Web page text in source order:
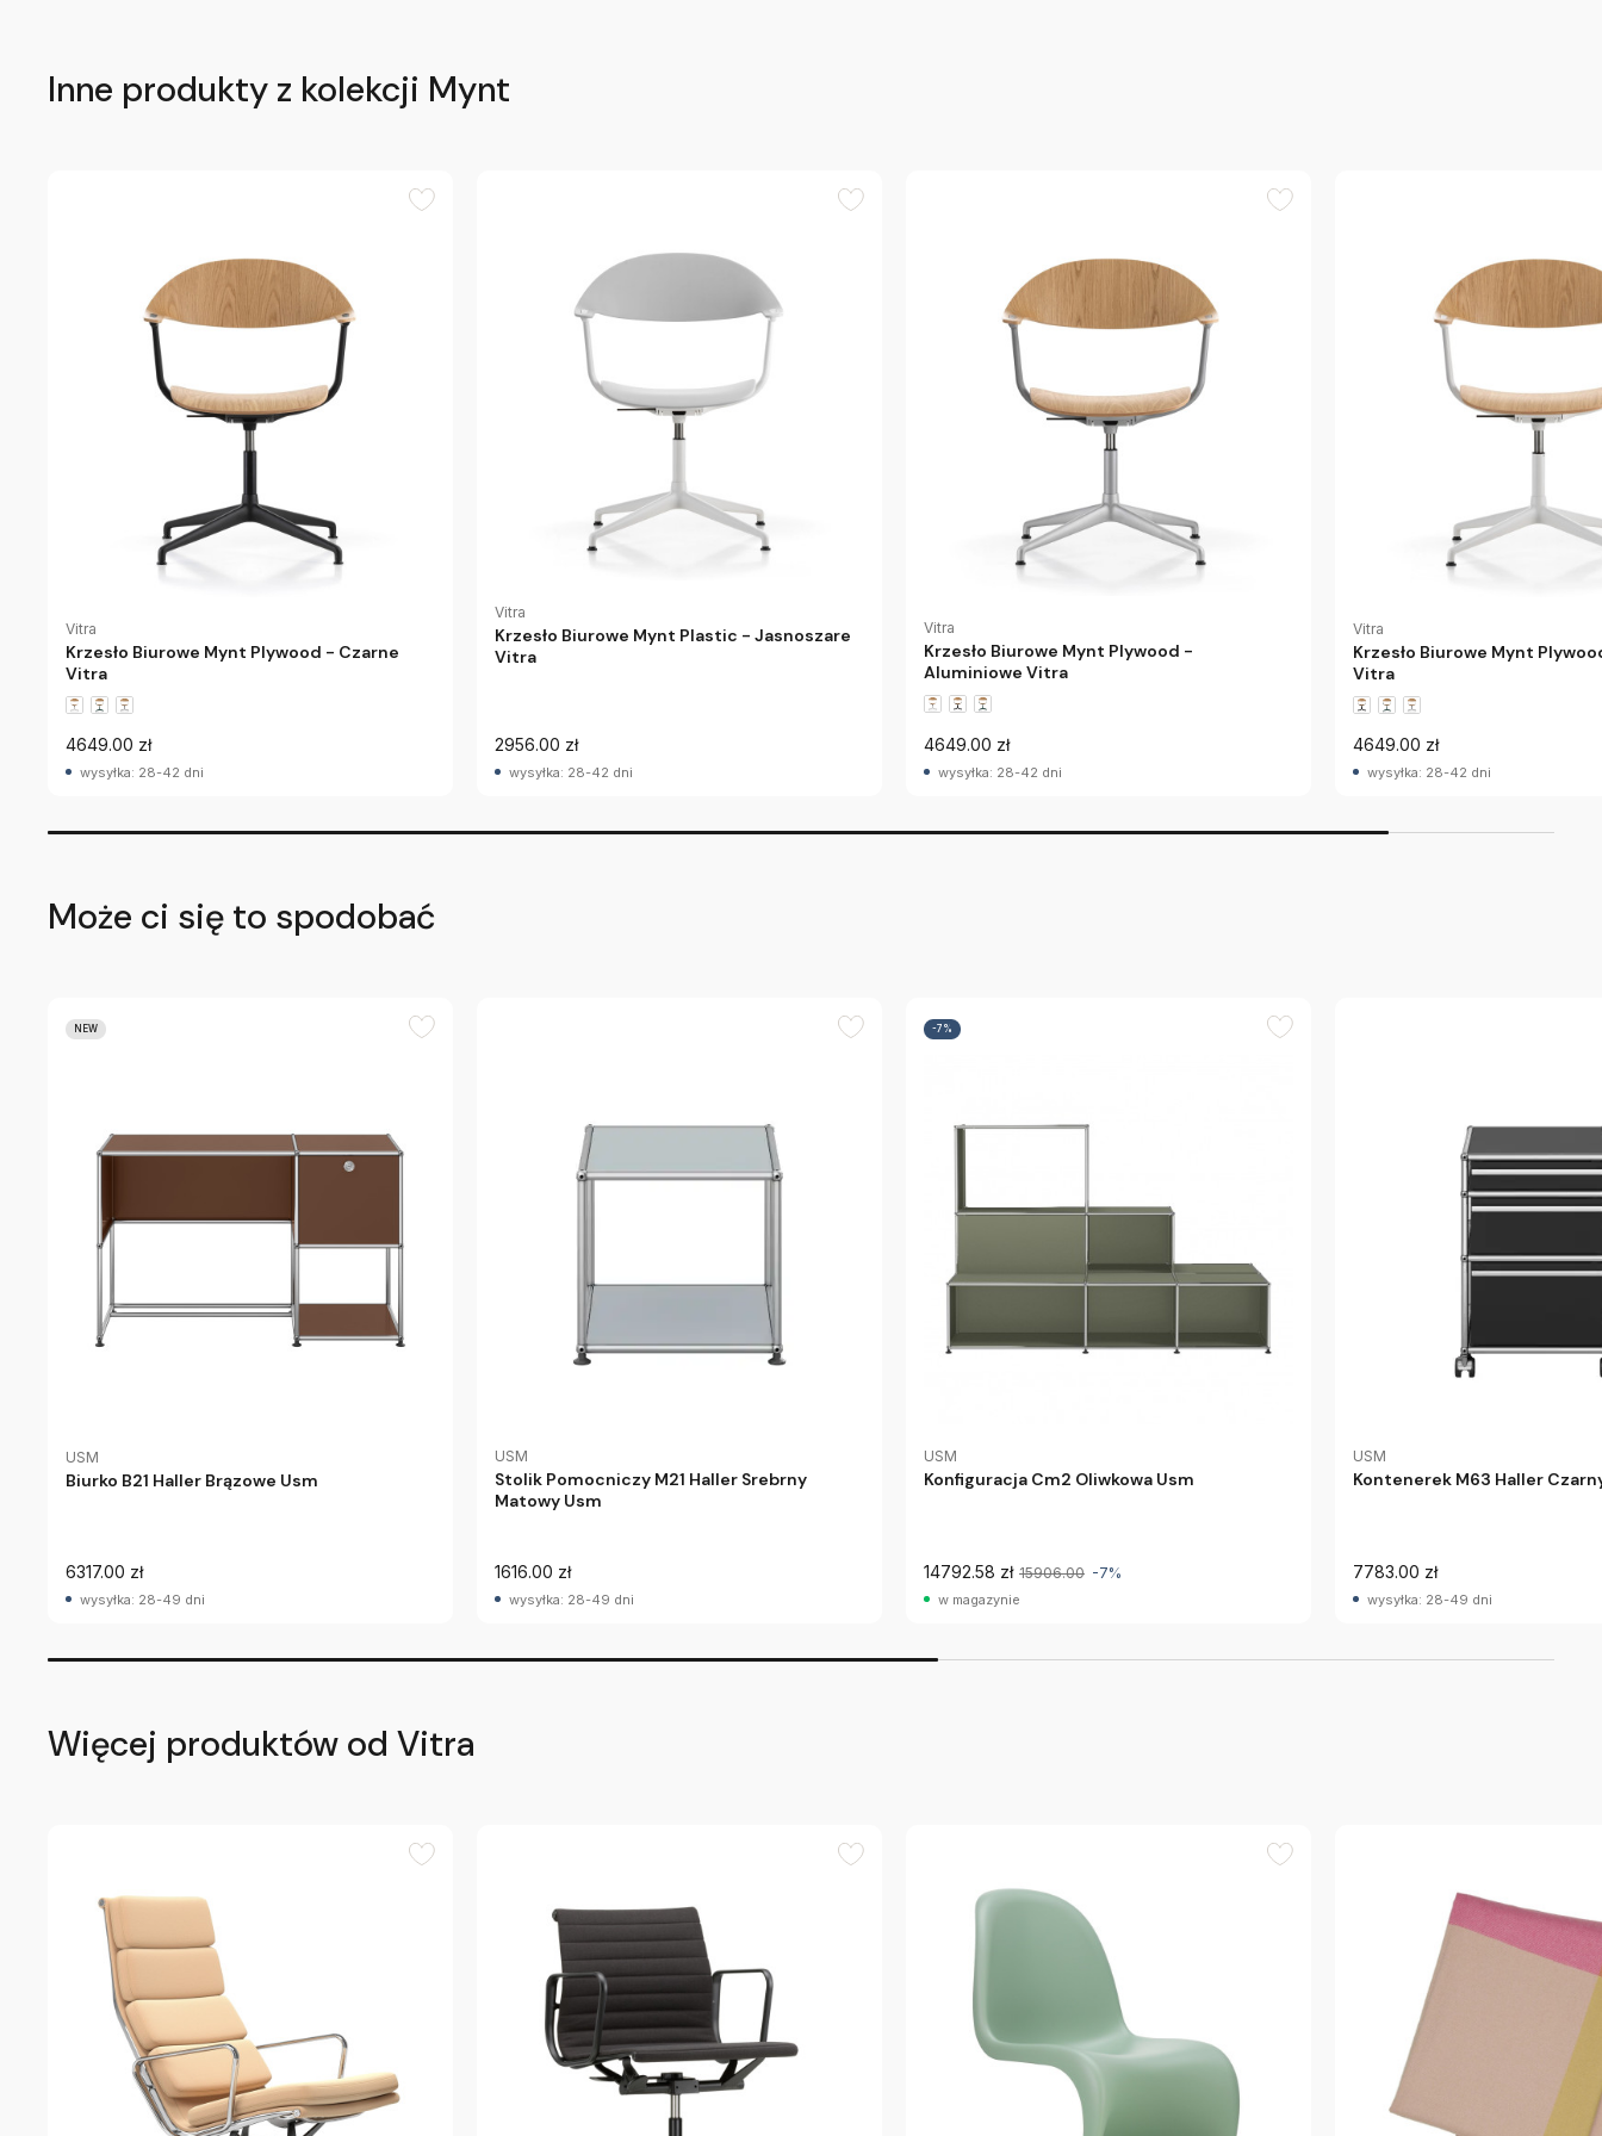
Inne produkty z kolekcji Mynt
Vitra
Krzesło Biurowe Mynt Plywood - Czarne
Vitra
4649.00 zł
wysyłka: 28-42 dni
Vitra
Krzesło Biurowe Mynt Plastic - Jasnoszare
Vitra
2956.00 zł
wysyłka: 28-42 dni
Vitra
Krzesło Biurowe Mynt Plywood -
Aluminiowe Vitra
4649.00 zł
wysyłka: 28-42 dni
Vitra
Krzesło Biurowe Mynt
Vitra
4649.00 zł
wysyłka: 28-42 dni
Może ci się to spodobać
NEW
USM
Biurko B21 Haller Brązowe Usm
6317.00 zł
wysyłka: 28-49 dni
USM
Stolik Pomocniczy M21 Haller Srebrny
Matowy Usm
1616.00 zł
wysyłka: 28-49 dni
-7%
USM
Konfiguracja Cm2 Oliwkowa Usm
14792.58 zł 15906.00 -7%
w magazynie
USM
Kontenerek M63 Haller
7783.00 zł
wysyłka: 28-49 dni
Więcej produktów od Vitra